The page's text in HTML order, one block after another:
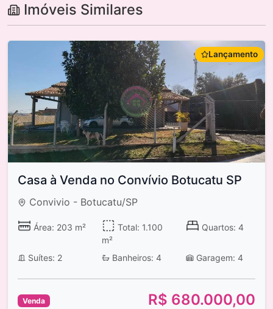
Imóveis Similares
Lançamento
Casa à Venda no Convívio Botucatu SP
Convivio - Botucatu/SP
Área: 203 m²
Total: 1.100
m²
Quartos: 4
Suítes: 2 Banheiros: 4 Garagem: 4
Venda R$ 680.000,00